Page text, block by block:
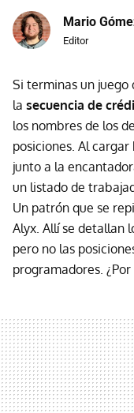
Mario
Editor
Si terminas un juego
la secuencia de
los nombres de los
posiciones. Al
junto a la
un listado de
Un patrón que se
Alyx. Allí se detallan
pero no las
programadores.